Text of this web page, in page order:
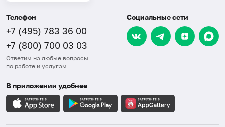
Телефон
+7 (495) 783 36 00
+7 (800) 700 03 03
Ответим на любые вопросы
по работе и услугам
Социальные сети
В приложении удобнее